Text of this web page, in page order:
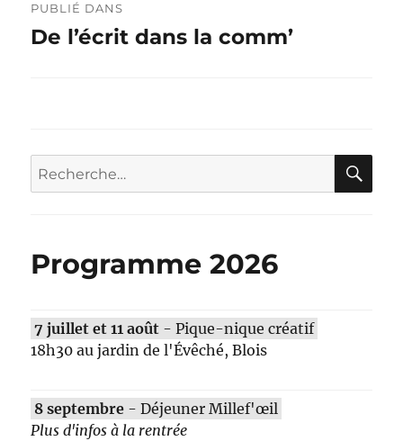
de
PUBLIÉ DANS
De l’écrit dans la comm’
Recherche
pour :
Programme 2026
7 juillet et 11 août - Pique-nique créatif
18h30 au jardin de l'Évêché, Blois
8 septembre - Déjeuner Millef'œil
Plus d'infos à la rentrée